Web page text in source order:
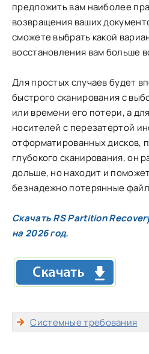
предложить вам наиболее
возвращения ваших
сможете выбрать какой
восстановления вам больше
Для простых случаев будет
быстрого сканирования с
или времени его потери, а
носителей с перезатертой
отформатированных дисков,
глубокого сканирования, он
дольше, но находит и
безнадежно потерянные
Скачать RS Partition
на 2026 год.
Системные требования